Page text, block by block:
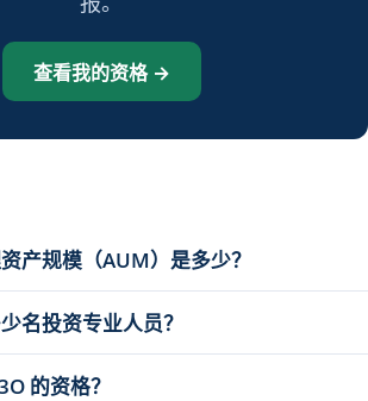
查看我的资格 →
产规模（AUM）是多少？
名投资专业人员？
的资格？